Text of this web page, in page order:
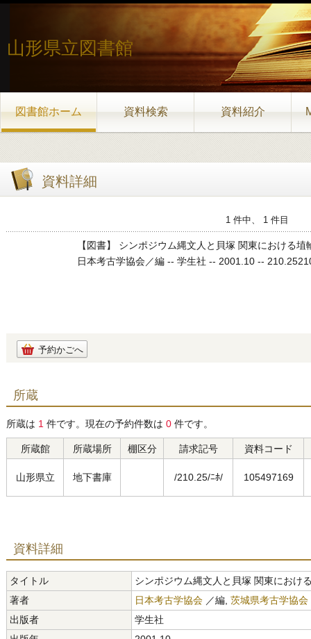
山形県立図書館
図書館ホーム 資料検索 資料紹介
資料詳細
1 件中、 1 件目
【図書】 シンポジウム縄文人と貝塚 関東における埴
日本考古学協会／編 -- 学生社 -- 2001.10 --
予約かごへ
所蔵
所蔵は 1 件です。現在の予約件数は 0 件です。
所蔵館 所蔵場所 棚区分 請求記号 資料コード
山形県立 地下書庫 /210.25/ﾆﾎ/ 105497169
資料詳細
タイトル
シンポジウム縄文人と貝塚 関東におけ
著者
日本考古学協会 ／編, 茨城県考古学協会
出版者
学生社